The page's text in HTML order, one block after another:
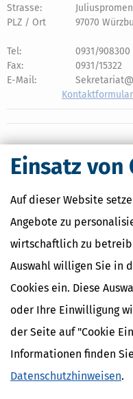
Einsatz von
Auf dieser Website
Angebote zu
wirtschaftlich zu
Auswahl willigen Sie in
Cookies ein. Diese
oder Ihre Einwilligung
der Seite auf "Cookie
Informationen finden
Datenschutzhinweisen.
Strasse:
PLZ / Ort
97070
Tel:
0931/908300
Fax:
0931/15322
E-Mail:
Kontaktformular